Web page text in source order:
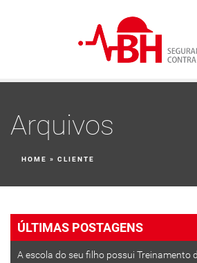
Arquivos
HOME » CLIENTE
ÚLTIMAS POSTAGENS
A escola do seu filho possui Treinamento